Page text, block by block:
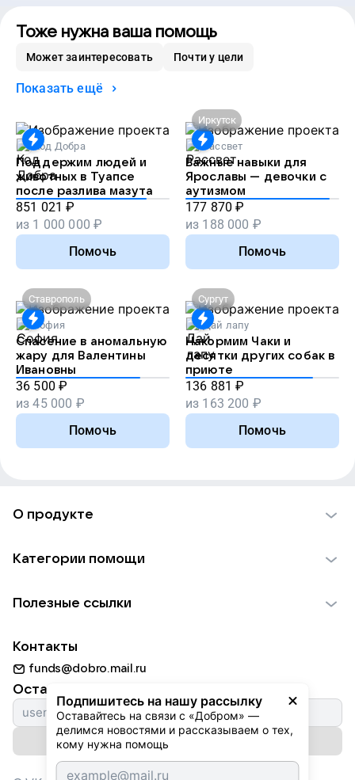
Тоже нужна ваша помощь
Может заинтересовать Почти у цели
Показать ещё
Код Добра
Поддержим людей и
животных в Туапсе
после разлива мазута
851 021 ₽
из 1 000 000 ₽
Помочь
Иркутск
Рассвет
Важные навыки для
Ярославы — девочки с
аутизмом
177 870 ₽
из 188 000 ₽
Помочь
Ставрополь
София
Спасение в аномальную
жару для Валентины
Ивановны
36 500 ₽
из45 000 ₽
Помочь
Сургут
Дай лапу
Накормим Чаки и
десятки других собак в
приюте
136 881 ₽
из 163 200 ₽
Помочь
Подпишитесь на нашу рассылку
Оставайтесь на связи с «Добром» —
делимся новостями и рассказываем о тех,
кому нужна помощь
О продукте
Использование материалов
Для НКО
Партнерам
Категории помощи
Пожилым
Животным
Природе
Культуре
Фондам
Полезные ссылки
Добрый день
Истории
Автоплатежи
Контакты
funds@dobro.mail.ru
Оставайтесь с нами
Подписаться на рассылку